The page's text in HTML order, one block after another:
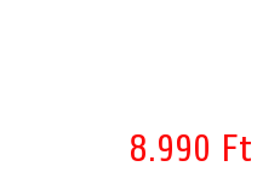
8.990 Ft